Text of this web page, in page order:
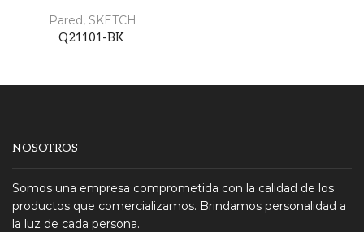
Pared, SKETCH
Q21101-BK
NOSOTROS
Somos una empresa comprometida con la calidad de los
productos que comercializamos. Brindamos personalidad a
la luz de cada persona.